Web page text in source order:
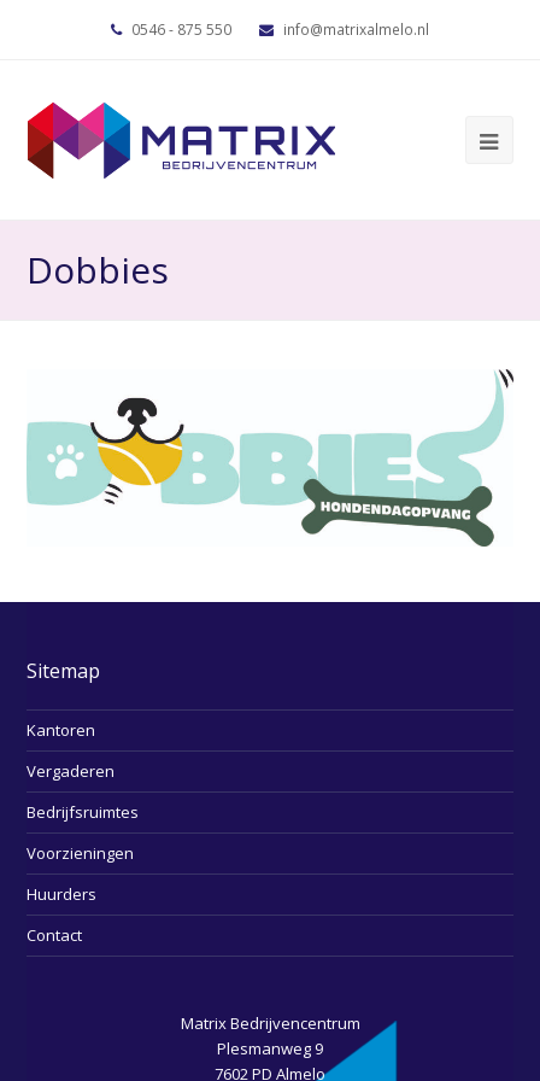
0546 - 875 550 info@matrixalmelo.nl
Dobbies
Sitemap
Kantoren
Vergaderen
Bedrijfsruimtes
Voorzieningen
Huurders
Contact
Matrix Bedrijvencentrum
Plesmanweg 9
7602 PD Almelo